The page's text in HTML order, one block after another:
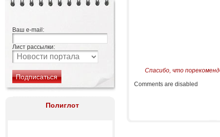
Ваш e-mail:
Лист рассылки:
Полиглот
Спасибо, что
Comments are disabled